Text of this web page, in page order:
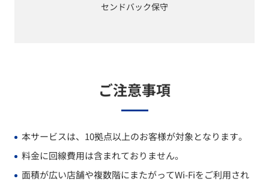
センドバック保守
ご注意事項
本サービスは、10拠点以上のお客様が対象となります。
料金に回線費用は含まれておりません。
面積が広い店舗や複数階にまたがってWi-Fiをご利用され